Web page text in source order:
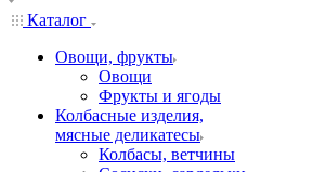
Каталог
Овощи, фрукты
Овощи
Фрукты и ягоды
Колбасные изделия,
мясные деликатесы
Колбасы, ветчины